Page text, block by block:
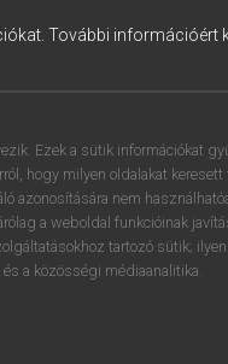
NINCS ELŐFIZETÉSED?
További információért
Ezek a sütik információkat
hogy milyen oldalakat keresett
azonosítására nem
a weboldal funkcióinak
tartozó sütik;
a közösségi médiaanalitika.
7 8 9
z u i
j k l é
n m , .